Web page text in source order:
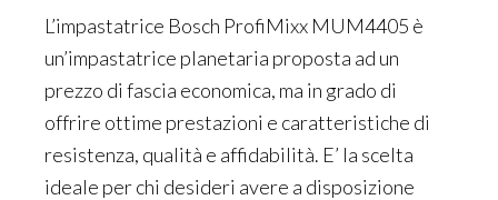
L’impastatrice Bosch ProfiMixx MUM4405 è
un’impastatrice planetaria proposta ad un
prezzo di fascia economica, ma in grado di
offrire ottime prestazioni e caratteristiche di
resistenza, qualità e affidabilità. E’ la scelta
ideale per chi desideri avere a disposizione